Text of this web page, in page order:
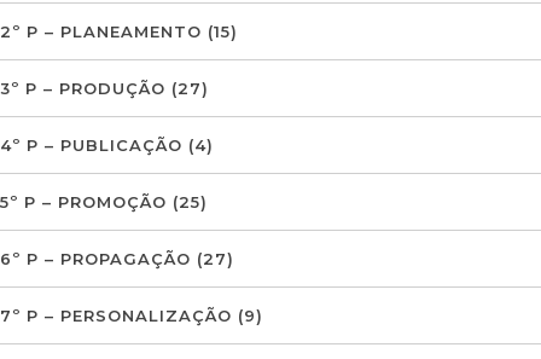
2º P – PLANEAMENTO (15)
3º P – PRODUÇÃO (27)
4º P – PUBLICAÇÃO (4)
5º P – PROMOÇÃO (25)
6º P – PROPAGAÇÃO (27)
7º P – PERSONALIZAÇÃO (9)